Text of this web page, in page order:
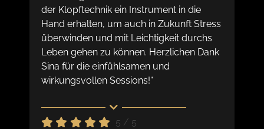
der Klopftechnik ein Instrument in die
Hand erhalten, um auch in Zukunft Stress
überwinden und mit Leichtigkeit durchs
Leben gehen zu können. Herzlichen Dank
Sina für die einfühlsamen und
wirkungsvollen Sessions!“
5 / 5